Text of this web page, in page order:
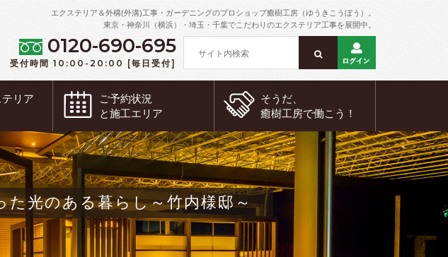
エクステリア＆外構(外溝)工事・ガーデニングのプロショップ癒樹工房（ゆうきこうぼう）。
東京・神奈川（横浜）・埼玉・千葉でこだわりのエクステリア工事を展開中。
0120-690-695
受付時間 10:00-20:00 [毎日受付]
リア
ご予約状況
と施工エリア
そうだ、
癒樹工房で働こう！
光のある暮らし～竹内様邸～